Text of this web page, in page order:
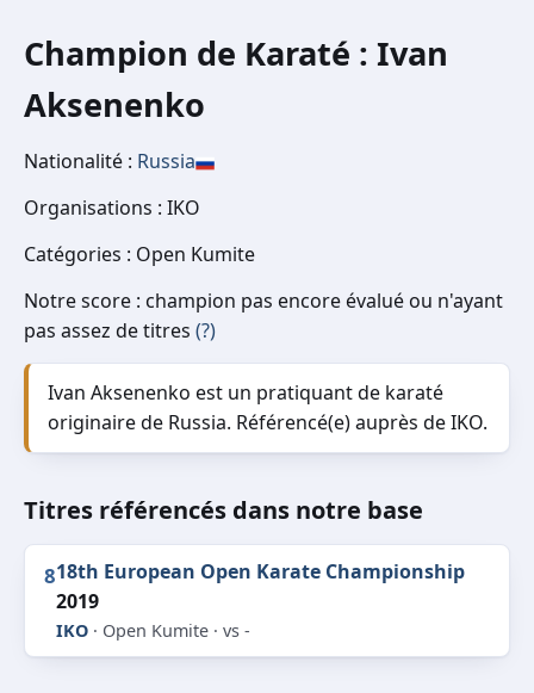
Champion de Karaté : Ivan
Aksenenko
Nationalité : Russia
Organisations : IKO
Catégories : Open Kumite
Notre score : champion pas encore évalué ou n'ayant
pas assez de titres (?)
Ivan Aksenenko est un pratiquant de karaté
originaire de Russia. Référencé(e) auprès de IKO.
Titres référencés dans notre base
818th European Open Karate Championship
2019
IKO · Open Kumite · vs -